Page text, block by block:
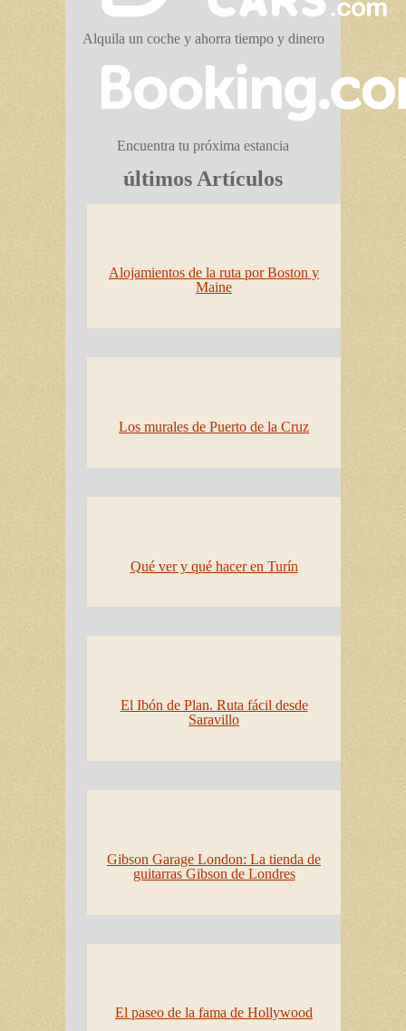
Alquila un coche y ahorra tiempo y dinero
Encuentra tu próxima estancia
últimos Artículos
Alojamientos de la ruta por Boston y
Maine
Los murales de Puerto de la Cruz
Qué ver y qué hacer en Turín
El Ibón de Plan. Ruta fácil desde
Saravillo
Gibson Garage London: La tienda de
guitarras Gibson de Londres
El paseo de la fama de Hollywood